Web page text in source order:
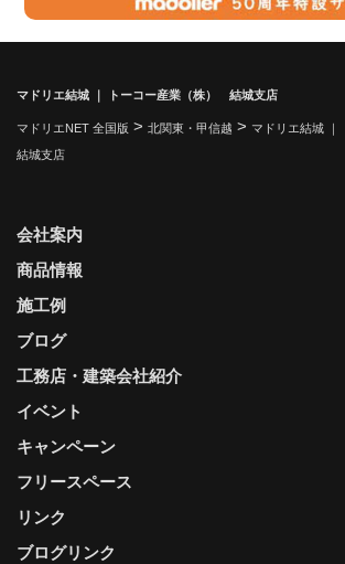
マドリエ結城 ｜ トーコー産業（株） 結城支店
マドリエNET 全国版 > 北関東・甲信越 > マドリエ結城
結城支店
会社案内
商品情報
施工例
ブログ
工務店・建築会社紹介
イベント
キャンペーン
フリースペース
リンク
ブログリンク